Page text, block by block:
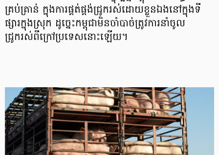
គ្រប់គ្រាន់ ក្នុងការផ្គត់ផ្គង់ជ្រូករស់ដោយខ្លួនឯងនៅក្នុងទី
ផ្សារក្នុងស្រុក ដូច្នេះកម្ពុជាមិនចាំបាច់ត្រូវការនាំចូល
ជ្រូករស់ពីក្រៅប្រទេសនោះឡើយ។